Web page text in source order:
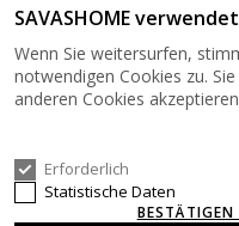
Impressum - Verantwortlich
www.savashome.de und
und Dienstleistungen: Žaros
Umsatzsteuer-
senden Sie keine Waren
fuer-waren Gerne können
Montag − Freitag:
SAVASHOME
Wenn Sie weitersurfen,
notwendigen Cookies zu.
anderen Cookies
Erforderlich
Statistische Daten